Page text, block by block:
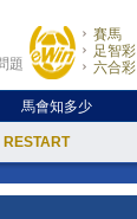
題
賽馬
足智彩
六合彩
馬會知多少
RESTART